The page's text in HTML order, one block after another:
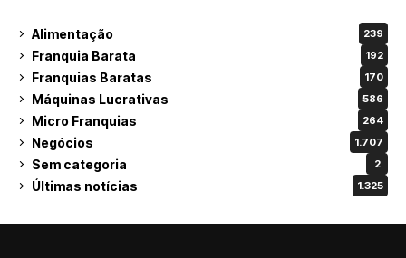
Alimentação 239
Franquia Barata 192
Franquias Baratas 170
Máquinas Lucrativas 586
Micro Franquias 264
Negócios 1.707
Sem categoria 2
Últimas notícias 1.325